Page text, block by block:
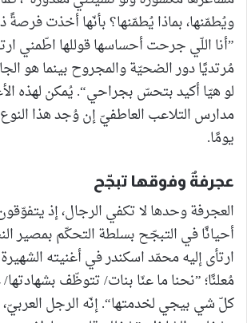
ويُطمّنها، بماذا يُطمّنها؟ بأنّها أخذت فرصةً
”أنا اللّي جرحت أحساسها قوللها اطّمني
مُرتديًا دور الضحيّة والمجروح بينما هو
لو هيّا أكيد بتحسّ بجراحي“. يُمكن لهذه
مدارس التلاعب العاطفيّ إن وُجد هذا
يومًا.
عجرفةٌ وفوقها تبجّح
العجرفة وحدها لا تكفي الرجال، إذ
أحيانًا في التبجّح بسلطة التحكّم بمصير
ارتأى إليه محمّد اسكندر في أغنيته
مُعلنًا؛ ”نحنا ما عنّا بنات/ تتوظّف
كلّ شي بيجي لخدمتها“. إنّه الرجل